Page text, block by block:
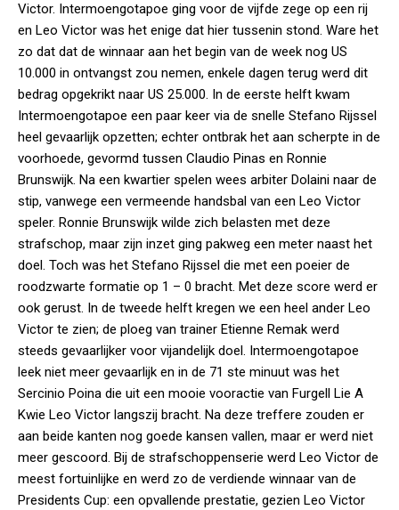
Victor. Intermoengotapoe ging voor de vijfde zege op een rij
en Leo Victor was het enige dat hier tussenin stond. Ware het
zo dat dat de winnaar aan het begin van de week nog US
10.000 in ontvangst zou nemen, enkele dagen terug werd dit
bedrag opgekrikt naar US 25.000. In de eerste helft kwam
Intermoengotapoe een paar keer via de snelle Stefano Rijssel
heel gevaarlijk opzetten; echter ontbrak het aan scherpte in de
voorhoede, gevormd tussen Claudio Pinas en Ronnie
Brunswijk. Na een kwartier spelen wees arbiter Dolaini naar de
stip, vanwege een vermeende handsbal van een Leo Victor
speler. Ronnie Brunswijk wilde zich belasten met deze
strafschop, maar zijn inzet ging pakweg een meter naast het
doel. Toch was het Stefano Rijssel die met een poeier de
roodzwarte formatie op 1 – 0 bracht. Met deze score werd er
ook gerust. In de tweede helft kregen we een heel ander Leo
Victor te zien; de ploeg van trainer Etienne Remak werd
steeds gevaarlijker voor vijandelijk doel. Intermoengotapoe
leek niet meer gevaarlijk en in de 71 ste minuut was het
Sercinio Poina die uit een mooie vooractie van Furgell Lie A
Kwie Leo Victor langszij bracht. Na deze treffere zouden er
aan beide kanten nog goede kansen vallen, maar er werd niet
meer gescoord. Bij de strafschoppenserie werd Leo Victor de
meest fortuinlijke en werd zo de verdiende winnaar van de
Presidents Cup: een opvallende prestatie, gezien Leo Victor